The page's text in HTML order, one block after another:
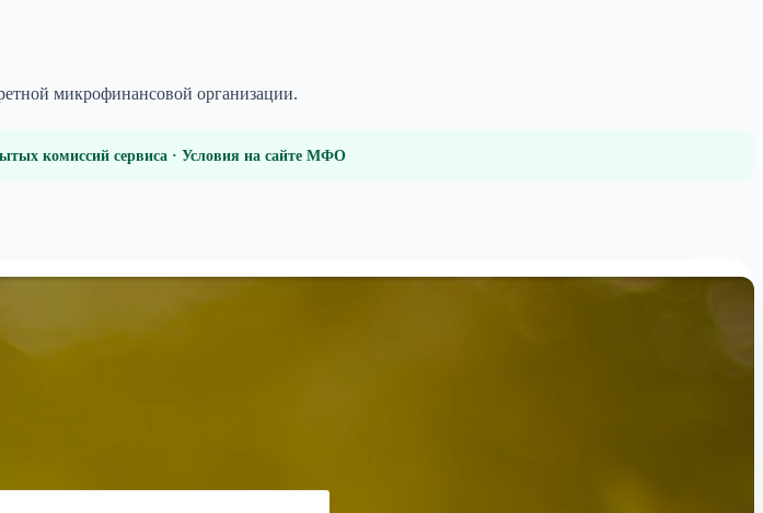
микрофинансовой организации.
комиссий сервиса · Условия на сайте МФО